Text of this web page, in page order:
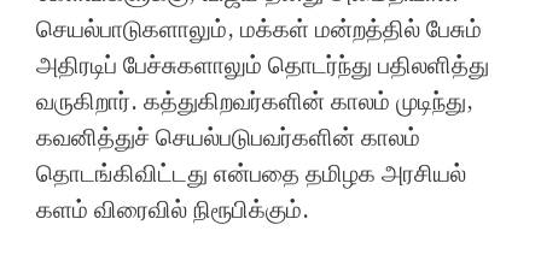
செயல்பாடுகளாலும், மக்கள் மன்றத்தில் பேசும்
அதிரடிப் பேச்சுகளாலும் தொடர்ந்து பதிலளித்து
வருகிறார். கத்துகிறவர்களின் காலம் முடிந்து,
கவனித்துச் செயல்படுபவர்களின் காலம்
தொடங்கிவிட்டது என்பதை தமிழக அரசியல்
களம் விரைவில் நிரூபிக்கும்.